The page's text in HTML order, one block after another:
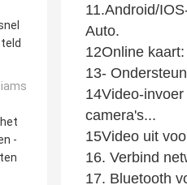
-
11.Android/
Auto.
12Online
13-
14Video-
camera's...
15Video uit
16. Verbind
17. Bluetooth